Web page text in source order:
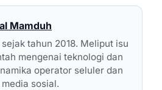
Mamduh
tahun 2018. Meliput isu
mengenai teknologi dan
operator seluler dan
sosial.